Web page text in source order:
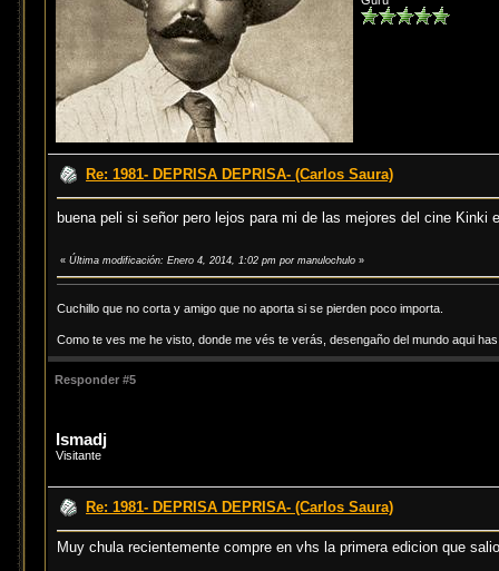
Re: 1981- DEPRISA DEPRISA- (Carlos Saura)
buena peli si señor pero lejos para mi de las mejores del cine Kinki
« Última modificación: Enero 4, 2014, 1:02 pm por manulochulo »
Cuchillo que no corta y amigo que no aporta si se pierden poco importa.
Como te ves me he visto, donde me vés te verás, desengaño del mundo aqui
Responder #5
Ismadj
Visitante
Re: 1981- DEPRISA DEPRISA- (Carlos Saura)
Muy chula recientemente compre en vhs la primera edicion que